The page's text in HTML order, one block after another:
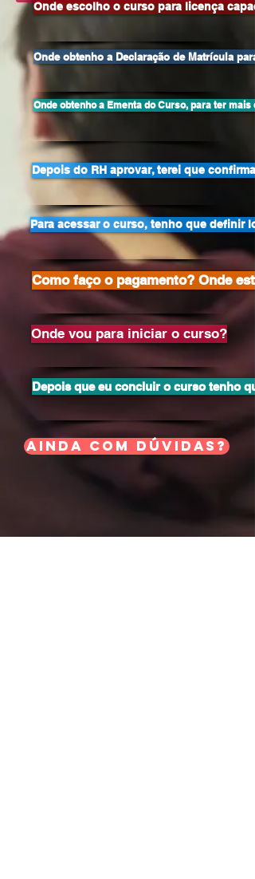
Onde escolho o curso para licença
Onde obtenho a Declaração de Matrícula
Onde obtenho a Ementa do Curso, para ter
Depois do RH aprovar, terei que
Para acessar o curso, tenho que definir
Como faço o pagamento? Onde
Onde vou para iniciar o curso?
Depois que eu concluir o curso tenho
Ainda com dúvidas?